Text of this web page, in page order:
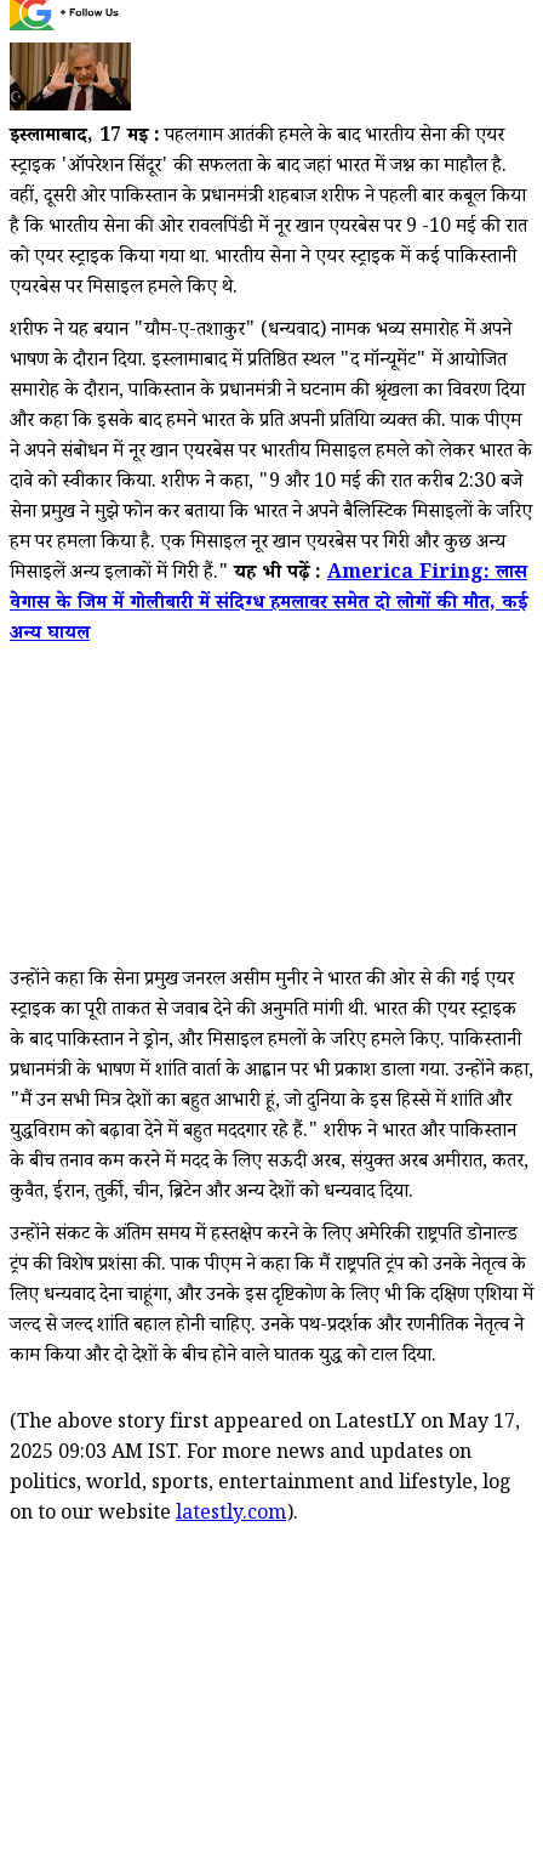
इस्लामाबाद, 17 मई :पहलगाम आतंकी हमले के बाद भारतीय सेना की एयर
स्ट्राइक 'ऑपरेशन सिंदूर' की सफलता के बाद जहां भारत में जश्न का माहौल है.
वहीं, दूसरी ओर पाकिस्तान के प्रधानमंत्री शहबाज शरीफ ने पहली बार कबूल किया
है कि भारतीय सेना की ओर रावलपिंडी में नूर खान एयरबेस पर 9 -10 मई की रात
को एयर स्ट्राइक किया गया था. भारतीय सेना ने एयर स्ट्राइक में कई पाकिस्तानी
एयरबेस पर मिसाइल हमले किए थे.
शरीफ ने यह बयान "यौम-ए-तशाकुर" (धन्यवाद) नामक भव्य समारोह में अपने
भाषण के दौरान दिया. इस्लामाबाद में प्रतिष्ठित स्थल "द मॉन्यूमेंट" में आयोजित
समारोह के दौरान, पाकिस्तान के प्रधानमंत्री ने घटनाक्रम की श्रृंखला का विवरण दिया
और कहा कि इसके बाद हमने भारत के प्रति अपनी प्रतिक्रिया व्यक्त की. पाक पीएम
ने अपने संबोधन में नूर खान एयरबेस पर भारतीय मिसाइल हमले को लेकर भारत के
दावे को स्वीकार किया. शरीफ ने कहा, "9 और 10 मई की रात करीब 2:30 बजे
सेना प्रमुख ने मुझे फोन कर बताया कि भारत ने अपने बैलिस्टिक मिसाइलों के जरिए
हम पर हमला किया है. एक मिसाइल नूर खान एयरबेस पर गिरी और कुछ अन्य
मिसाइलें अन्य इलाकों में गिरी हैं."यह भी पढ़ें : America Firing: लास
वेगास के जिम में गोलीबारी में संदिग्ध हमलावर समेत दो लोगों की मौत, कई
अन्य घायल
उन्होंने कहा कि सेना प्रमुख जनरल असीम मुनीर ने भारत की ओर से की गई एयर
स्ट्राइक का पूरी ताकत से जवाब देने की अनुमति मांगी थी. भारत की एयर स्ट्राइक
के बाद पाकिस्तान ने ड्रोन, और मिसाइल हमलों के जरिए हमले किए. पाकिस्तानी
प्रधानमंत्री के भाषण में शांति वार्ता के आह्वान पर भी प्रकाश डाला गया. उन्होंने कहा,
"मैं उन सभी मित्र देशों का बहुत आभारी हूं, जो दुनिया के इस हिस्से में शांति और
युद्धविराम को बढ़ावा देने में बहुत मददगार रहे हैं." शरीफ ने भारत और पाकिस्तान
के बीच तनाव कम करने में मदद के लिए सऊदी अरब, संयुक्त अरब अमीरात, कतर,
कुवैत, ईरान, तुर्की, चीन, ब्रिटेन और अन्य देशों को धन्यवाद दिया.
उन्होंने संकट के अंतिम समय में हस्तक्षेप करने के लिए अमेरिकी राष्ट्रपति डोनाल्ड
ट्रंप की विशेष प्रशंसा की. पाक पीएम ने कहा कि मैं राष्ट्रपति ट्रंप को उनके नेतृत्व के
लिए धन्यवाद देना चाहूंगा, और उनके इस दृष्टिकोण के लिए भी कि दक्षिण एशिया में
जल्द से जल्द शांति बहाल होनी चाहिए. उनके पथ-प्रदर्शक और रणनीतिक नेतृत्व ने
काम किया और दो देशों के बीच होने वाले घातक युद्ध को टाल दिया.
(The above story first appeared on LatestLY on May 17,
2025 09:03 AM IST. For more news and updates on
politics, world, sports, entertainment and lifestyle, log
on to our website latestly.com).